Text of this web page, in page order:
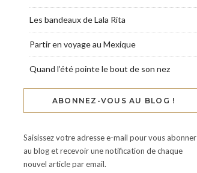
Les bandeaux de Lala Rita
Partir en voyage au Mexique
Quand l’été pointe le bout de son nez
ABONNEZ-VOUS AU BLOG !
Saisissez votre adresse e-mail pour vous abonner
au blog et recevoir une notification de chaque
nouvel article par email.